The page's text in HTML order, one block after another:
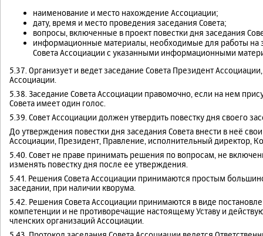
наименование и место нахождение Ассоциации;
дату, время и место проведения заседания Совета;
вопросы, включенные в проект повестки дня заседания
информационные материалы, необходимые для работы на
Совета Ассоциации с указанными информационными
5.37. Организует и ведет заседание Совета Президент
Ассоциации.
5.38. Заседание Совета Ассоциации правомочно, если на нем
Совета имеет один голос.
5.39. Совет Ассоциации должен утвердить повестку дня своего
До утверждения повестки дня заседания Совета внести в неё
Ассоциации, Президент, Правление, исполнительный директор,
5.40. Совет не праве принимать решения по вопросам, не
изменять повестку дня после ее утверждения.
5.41. Решения Совета Ассоциации принимаются простым
заседании, при наличии кворума.
5.42. Решения Совета Ассоциации принимаются в виде
компетенции и не противоречащие настоящему Уставу и
членских организаций Ассоциации.